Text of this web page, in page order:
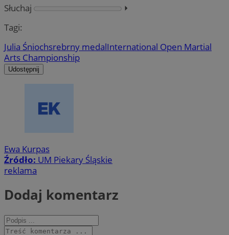
Słuchaj
⏵︎
Tagi:
Julia Śniochsrebrny medalInternational Open Martial
Arts Championship
Udostępnij
Ewa Kurpas
Źródło: UM Piekary Śląskie
reklama
Dodaj komentarz